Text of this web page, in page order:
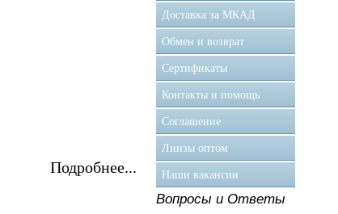
Подробнее...
Доставка за МКАД
Обмен и возврат
Сертификаты
Контакты и помощь
Соглашение
Линзы оптом
Наши вакансии
Вопросы и Ответы